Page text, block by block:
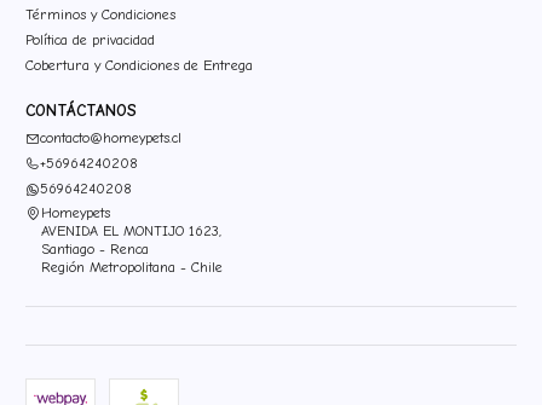
Términos y Condiciones
Política de privacidad
Cobertura y Condiciones de Entrega
CONTÁCTANOS
contacto@homeypets.cl
+56964240208
56964240208
Homeypets
AVENIDA EL MONTIJO 1623,
Santiago - Renca
Región Metropolitana - Chile